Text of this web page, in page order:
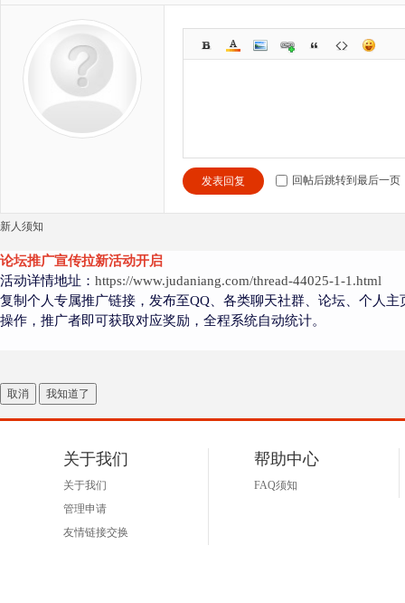
发表回复 回帖后跳转到最后一页
新人须知
论坛推广宣传拉新活动开启
活动详情地址： https://www.judaniang.com/thread-44025-1-1.html
复制个人专属推广链接，发布至QQ、各类聊天社群、论坛、个人
操作，推广者即可获取对应奖励，全程系统自动统计。
取消 我知道了
关于我们
关于我们
管理申请
友情链接交换
帮助中心
FAQ须知